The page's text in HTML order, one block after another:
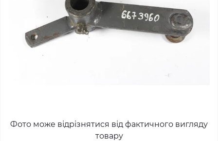
Фото може відрізнятися від фактичного вигляду
товару